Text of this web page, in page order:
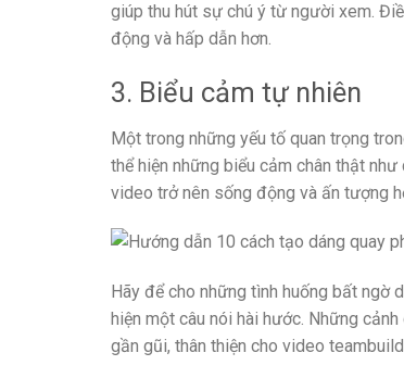
giúp thu hút sự chú ý từ người xem.
động và hấp dẫn hơn.
3. Biểu cảm tự nhiên
Một trong những yếu tố quan trọng
thể hiện những biểu cảm chân thật
video trở nên sống động và ấn tượng
Hãy để cho những tình huống bất
hiện một câu nói hài hước. Những
gần gũi, thân thiện cho video